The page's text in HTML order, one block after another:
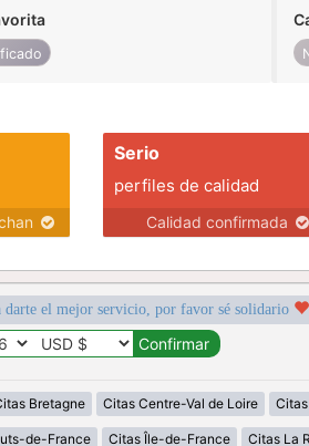
Serio
perfiles de calidad
Calidad confirmada
darte el mejor servicio, por favor sé solidario
Bretagne Citas Centre-Val de Loire
de-France Citas Île-de-France Citas La